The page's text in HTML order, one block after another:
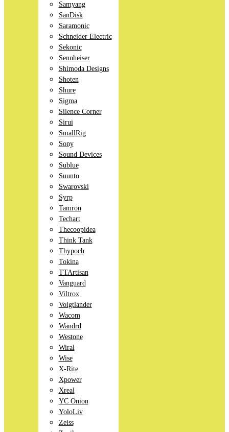
Samyang
SanDisk
Saramonic
Schneider Electric
Sekonic
Sennheiser
Shimoda Designs
Shoten
Shure
Sigma
Silence Corner
Sirui
SmallRig
Sony
Sound Devices
Sublue
Suunto
Swarovski
Syrp
Tamron
Techart
Thecoopidea
Think Tank
Thypoch
Tokina
TTArtisan
Vanguard
Viltrox
Voigtlander
Wacom
Wandrd
Westone
Wiral
Wise
X-Rite
Xpower
Xreal
YC Onion
YoloLiv
Zeiss